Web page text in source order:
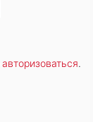
авторизоваться.